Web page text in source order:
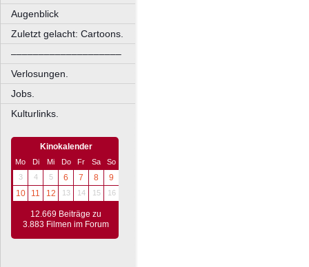
Augenblick
Zuletzt gelacht: Cartoons.
––––––––––––––––––––
Verlosungen.
Jobs.
Kulturlinks.
Kinokalender
Mo Di Mi Do Fr Sa
So
3
4 5 6 7 8
9
10
11 12 13 14 15 16
12.669 Beiträge zu
3.883 Filmen im Forum